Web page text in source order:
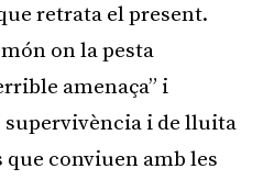
retrata el present.
on la pesta
amenaça” i
i de lluita
que conviuen amb les